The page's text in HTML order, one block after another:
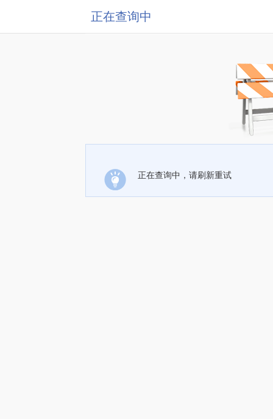
正在查询中
正在查询中，请刷新重试